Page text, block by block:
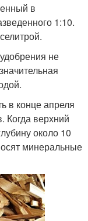
в
1:10.
не
в конце апреля
Когда верхний
около 10
минеральные